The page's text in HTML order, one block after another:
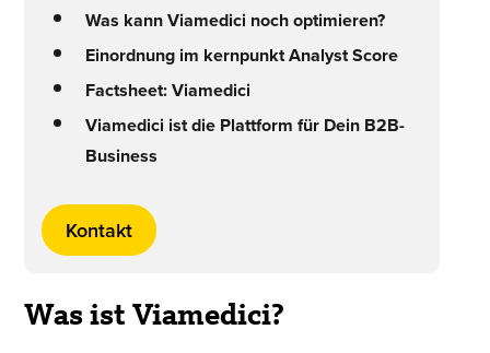
Was kann Viamedici noch optimieren?
Einordnung im kernpunkt Analyst Score
Factsheet: Viamedici
Viamedici ist die Plattform für Dein B2B-
Business
Kontakt
Was ist Viamedici?